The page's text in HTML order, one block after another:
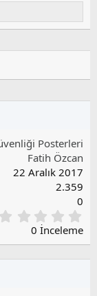
Posterleri
Fatih Özcan
22 Aralık 2017
2.359
0
,
0
O
0 İnceleme